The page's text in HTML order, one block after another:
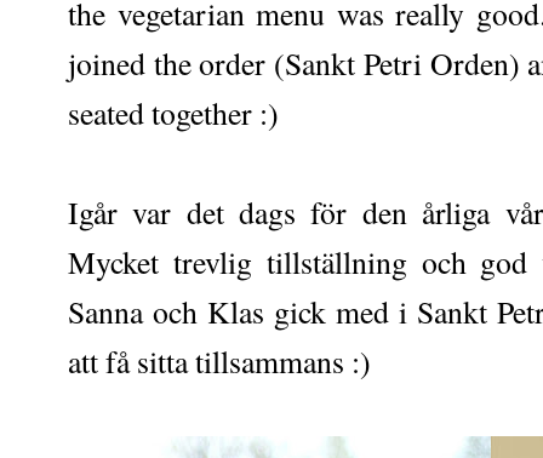
the vegetarian menu was really
joined the order (Sankt Petri Orden)
seated together :)
Igår var det dags för den årliga
Mycket trevlig tillställning och god
Sanna och Klas gick med i Sankt
att få sitta tillsammans :)